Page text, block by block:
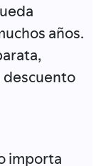
años.
descuento
importa